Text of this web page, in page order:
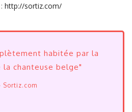
: http://sortiz.com/
habitée par la
la chanteuse belge"
Sortiz.com